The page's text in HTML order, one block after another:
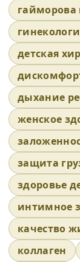
гайморова
детская
дыхание
женское
защита
здоровье
интимное
качество
коллаген